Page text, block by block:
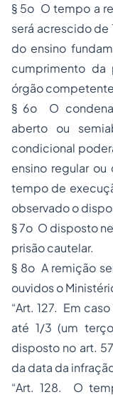
§ 5o O tempo a
será acrescido de
do ensino
cumprimento
órgão
§ 6o O
aberto ou
condicional
ensino regular
tempo de
observado o
§ 7o O disposto
prisão cautelar.
§ 8o A remição
ouvidos o
“Art. 127. Em
até 1/3 (um
disposto no art.
da data da
“Art. 128. O